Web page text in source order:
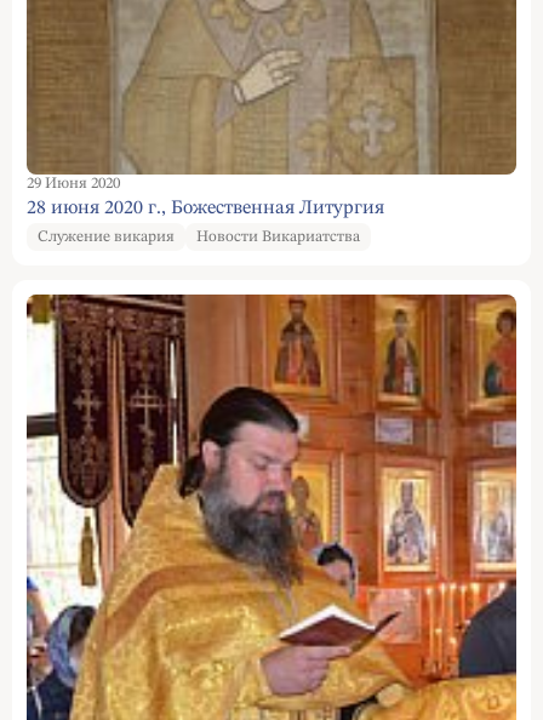
29 Июня 2020
28 июня 2020 г., Божественная Литургия
Служение викария Новости Викариатства